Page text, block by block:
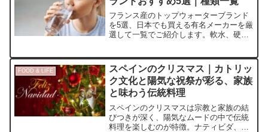
フランス産のトップウォーターブランド
を5選、日本でも買える有名メーカーを厳
選して一覧でご紹介します。軟水、硬水
なフレンチ料理と最高のミネラルウォー
ターをぜひ一緒にご賞味ください。
FOOD & LIFE
スペインのクリスマス｜カトリッ
ク文化と陽気な祝祭が彩る、家族
と味わう伝統料理
スペインのクリスマスは宗教と家族の結
びつきが深く、陽気なムードの中で伝統
料理を楽しむのが特徴。ナティビダ、ロ